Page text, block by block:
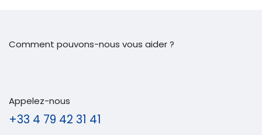
Comment pouvons-nous vous aider ?
Appelez-nous
+33 4 79 42 31 41